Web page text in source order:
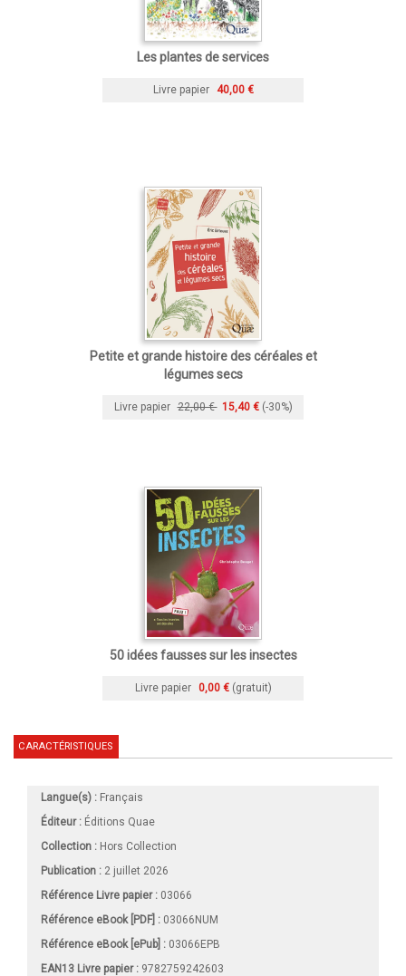
Les plantes de services
Livre papier 40,00 €
Petite et grande histoire des céréales et
légumes secs
Livre papier 22,00 € 15,40 € (-30%)
50 idées fausses sur les insectes
Livre papier 0,00 € (gratuit)
CARACTÉRISTIQUES
Langue(s) : Français
Éditeur : Éditions Quae
Collection : Hors Collection
Publication : 2 juillet 2026
Référence Livre papier : 03066
Référence eBook [PDF] : 03066NUM
Référence eBook [ePub] : 03066EPB
EAN13 Livre papier : 9782759242603